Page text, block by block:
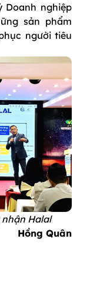
Doanh nghiệp
sản phẩm
người tiêu
Halal
Hồng Quân